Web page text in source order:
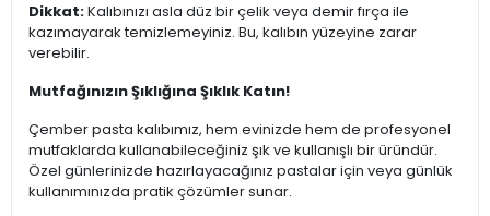
Dikkat:Kalıbınızı asla düz bir çelik veya demir fırça ile
kazımayarak temizlemeyiniz. Bu, kalıbın yüzeyine zarar
verebilir.
Mutfağınızın Şıklığına Şıklık Katın!
Çember pasta kalıbımız, hem evinizde hem de profesyonel
mutfaklarda kullanabileceğiniz şık ve kullanışlı bir üründür.
Özel günlerinizde hazırlayacağınız pastalar için veya günlük
kullanımınızda pratik çözümler sunar.